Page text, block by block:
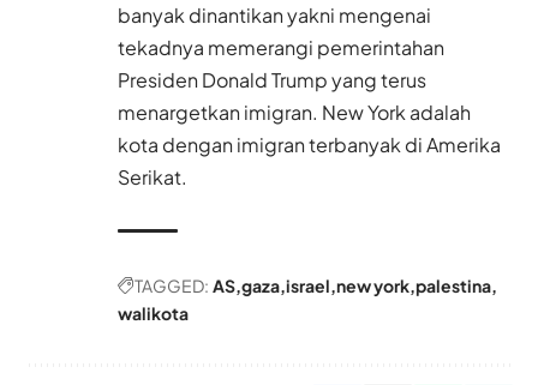
banyak dinantikan yakni mengenai
tekadnya memerangi pemerintahan
Presiden Donald Trump yang terus
menargetkan imigran. New York adalah
kota dengan imigran terbanyak di Amerika
Serikat.
TAGGED: AS gaza israel new york palestina
walikota